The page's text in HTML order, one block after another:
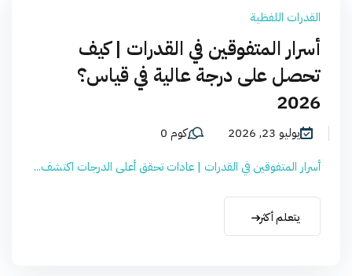
القدرات اللفظية
أسرار المتفوقين في القدرات | كيف
تحصل على درجة عالية في قياس؟
2026
يوليو 23, 2026
كوم 0
أسرار المتفوقين في القدرات | عادات تحقق أعلى الدرجات اكتشف...
يتعلم أكثر